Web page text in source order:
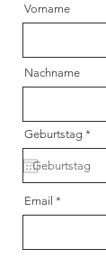
Vorname
Nachname
Geburtstag *
e
i
d
Email